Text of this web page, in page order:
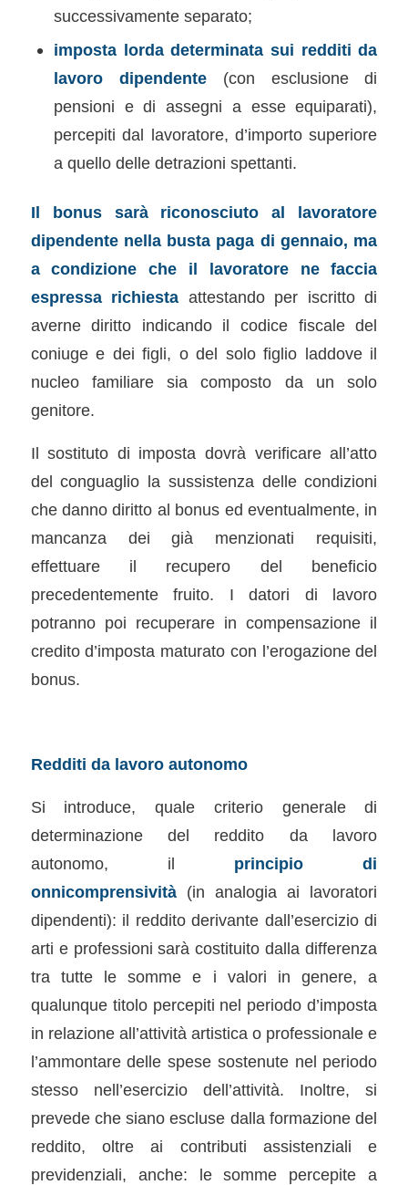
successivamente separato;
imposta lorda determinata sui redditi da
lavoro dipendente(con esclusione di
pensioni e di assegni a esse equiparati),
percepiti dal lavoratore, d’importo superiore
a quello delle detrazioni spettanti.
Il bonus sarà riconosciuto al lavoratore
dipendente nella busta paga di gennaio, ma
a condizione che il lavoratore ne faccia
espressa richiesta attestando per iscritto di
averne diritto indicando il codice fiscale del
coniuge e dei figli, o del solo figlio laddove il
nucleo familiare sia composto da un solo
genitore.
Il sostituto di imposta dovrà verificare all’atto
del conguaglio la sussistenza delle condizioni
che danno diritto al bonus ed eventualmente, in
mancanza dei già menzionati requisiti,
effettuare il recupero del beneficio
precedentemente fruito. I datori di lavoro
potranno poi recuperare in compensazione il
credito d’imposta maturato con l’erogazione del
bonus.
Redditi da lavoro autonomo
Si introduce, quale criterio generale di
determinazione del reddito da lavoro
autonomo, il principio di
onnicomprensività(in analogia ai lavoratori
dipendenti): il reddito derivante dall’esercizio di
arti e professioni sarà costituito dalla differenza
tra tutte le somme e i valori in genere, a
qualunque titolo percepiti nel periodo d’imposta
in relazione all’attività artistica o professionale e
l’ammontare delle spese sostenute nel periodo
stesso nell’esercizio dell’attività. Inoltre, si
prevede che siano escluse dalla formazione del
reddito, oltre ai contributi assistenziali e
previdenziali, anche: le somme percepite a